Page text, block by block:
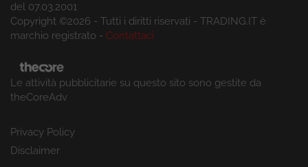
del 07.03.2001
Copyright ©2026 - Tutti i diritti riservati - TRADING.IT è
marchio registrato - Contattaci
Le attività pubblicitarie su questo sito sono gestite da
theCoreAdv
Privacy Policy
Disclaimer